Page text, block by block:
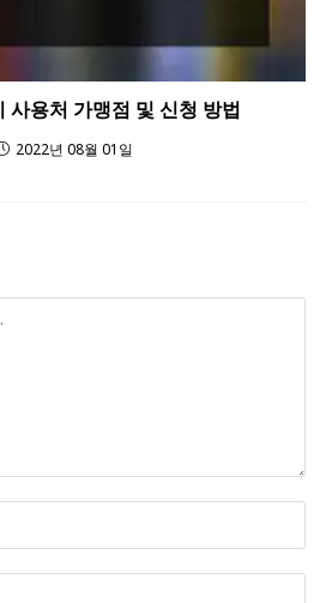
사용처 가맹점 및 신청 방법
2022년 08월 01일